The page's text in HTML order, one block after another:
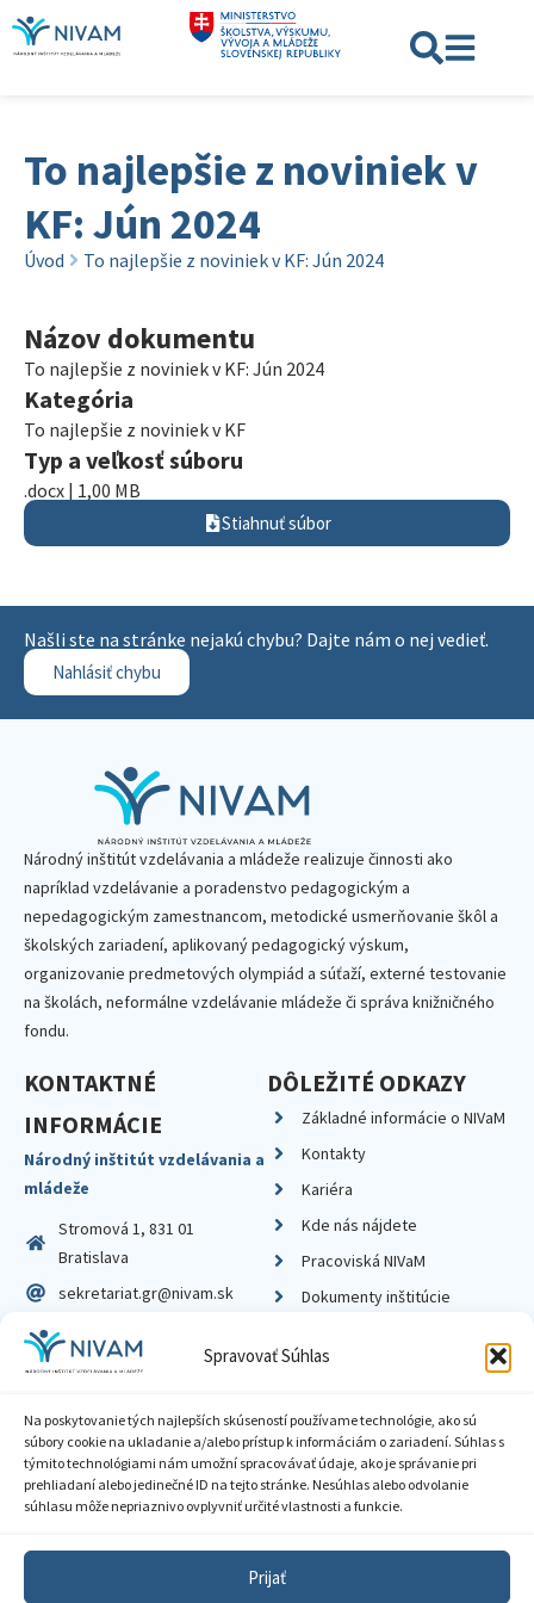
Spravovať Súhlas
Na poskytovanie tých najlepších skúseností používame technológie, ako sú
súbory cookie na ukladanie a/alebo prístup k informáciám o zariadení. Súhlas s
týmito technológiami nám umožní spracovávať údaje, ako je správanie pri
prehliadaní alebo jedinečné ID na tejto stránke. Nesúhlas alebo odvolanie
súhlasu môže nepriaznivo ovplyvniť určité vlastnosti a funkcie.
Prijať
To najlepšie z noviniek v
KF: Jún 2024
Úvod To najlepšie z noviniek v KF: Jún 2024
Názov dokumentu
To najlepšie z noviniek v KF: Jún 2024
Kategória
To najlepšie z noviniek v KF
Typ a veľkosť súboru
.docx | 1,00 MB
Stiahnuť súbor
Našli ste na stránke nejakú chybu? Dajte nám o nej vedieť.
Nahlásiť chybu
Národný inštitút vzdelávania a mládeže realizuje činnosti ako
napríklad vzdelávanie a poradenstvo pedagogickým a
nepedagogickým zamestnancom, metodické usmerňovanie škôl a
školských zariadení, aplikovaný pedagogický výskum,
organizovanie predmetových olympiád a súťaží, externé testovanie
na školách, neformálne vzdelávanie mládeže či správa knižničného
fondu.
KONTAKTNÉ
INFORMÁCIE
Národný inštitút vzdelávania a
mládeže
Stromová 1, 831 01
Bratislava
sekretariat.gr@nivam.sk
IČO: 00164348
DIČ: 2020798714
DÔLEŽITÉ ODKAZY
Základné informácie o NIVaM
Kontakty
Kariéra
Kde nás nájdete
Pracoviská NIVaM
Dokumenty inštitúcie
Zásady ochrany súkromia
Sprístupnenie informácií